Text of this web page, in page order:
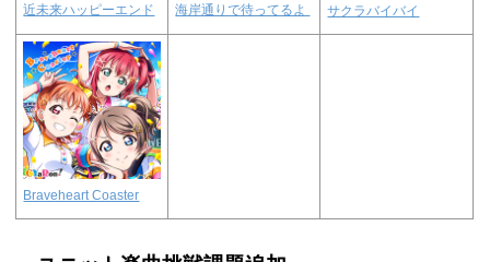
近未来ハッピーエンド 海岸通りで待ってるよ サクラバイバイ
Braveheart Coaster